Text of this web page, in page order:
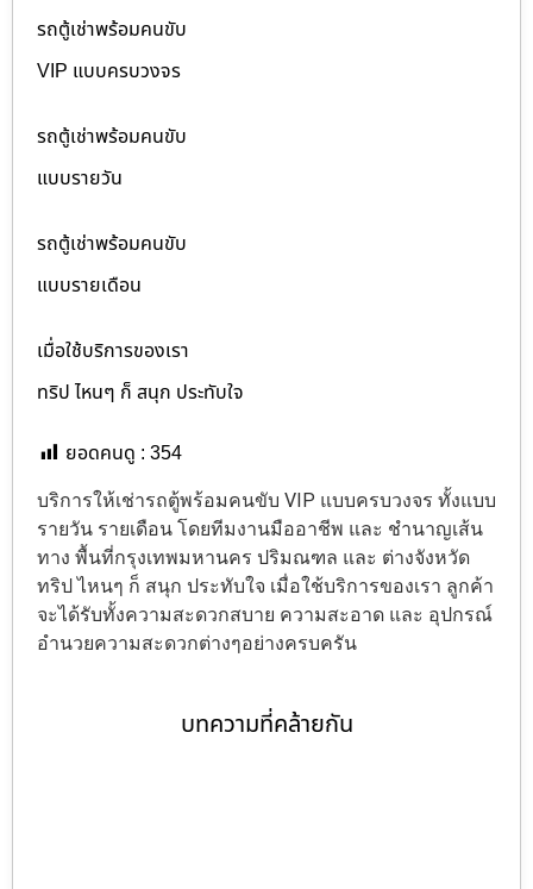
รถตู้เช่าพร้อมคนขับ
VIP แบบครบวงจร
รถตู้เช่าพร้อมคนขับ
แบบรายวัน
รถตู้เช่าพร้อมคนขับ
แบบรายเดือน
เมื่อใช้บริการของเรา
ทริป ไหนๆ ก็ สนุก ประทับใจ
ยอดคนดู : 354
บริการให้เช่ารถตู้พร้อมคนขับ VIP แบบครบวงจร ทั้งแบบ
รายวัน รายเดือน โดยทีมงานมืออาชีพ และ ชำนาญเส้น
ทาง พื้นที่กรุงเทพมหานคร ปริมณฑล และ ต่างจังหวัด
ทริป ไหนๆ ก็ สนุก ประทับใจ เมื่อใช้บริการของเรา ลูกค้า
จะได้รับทั้งความสะดวกสบาย ความสะอาด และ อุปกรณ์
อำนวยความสะดวกต่างๆอย่างครบครัน
บทความที่คล้ายกัน